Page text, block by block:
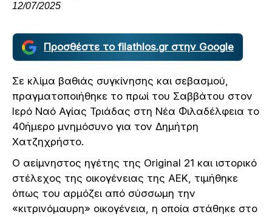
12/07/2025
Προσθέστε το filathlos.gr στην Google
Σε κλίμα βαθιάς συγκίνησης και σεβασμού,
πραγματοποιήθηκε το πρωί του Σαββάτου στον
Ιερό Ναό Αγίας Τριάδας στη Νέα Φιλαδέλφεια το
40ήμερο μνημόσυνο για τον Δημήτρη
Χατζηχρήστο.
Ο αείμνηστος ηγέτης της Original 21 και ιστορικό
στέλεχος της οικογένειας της ΑΕΚ, τιμήθηκε
όπως του αρμόζει από σύσσωμη την
«κιτρινόμαυρη» οικογένεια, η οποία στάθηκε στο